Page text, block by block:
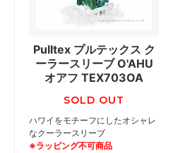
Pulltex プルテックス ク
ーラースリーブ O'AHU
オアフ TEX703OA
SOLD OUT
ハワイをモチーフにしたオシャレ
なクーラースリーブ
※ラッピング不可商品